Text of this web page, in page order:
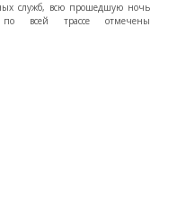
служб, всю прошедшую ночь
по всей трассе отмечены